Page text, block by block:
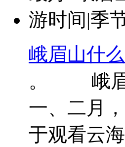
峨眉山什
。 峨眉
一、二月
于观看云